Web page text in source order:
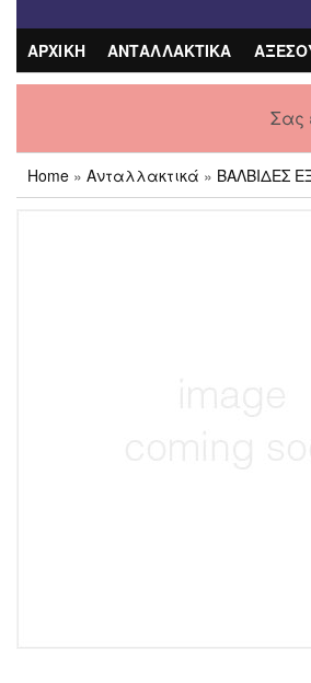
ΑΡΧΙΚΗ ΑΝΤΑΛΛΑΚΤΙΚΑ
Σας
Home » Ανταλλακτικά » ΒΑΛΒΙΔΕΣ